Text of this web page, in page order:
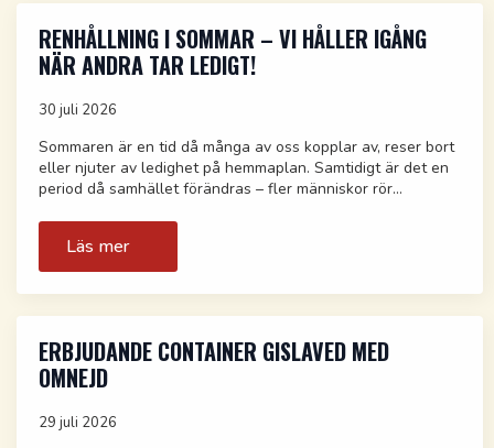
RENHÅLLNING I SOMMAR – VI HÅLLER IGÅNG
NÄR ANDRA TAR LEDIGT!
30 juli 2026
Sommaren är en tid då många av oss kopplar av, reser bort
eller njuter av ledighet på hemmaplan. Samtidigt är det en
period då samhället förändras – fler människor rör…
Läs mer
ERBJUDANDE CONTAINER GISLAVED MED
OMNEJD
29 juli 2026